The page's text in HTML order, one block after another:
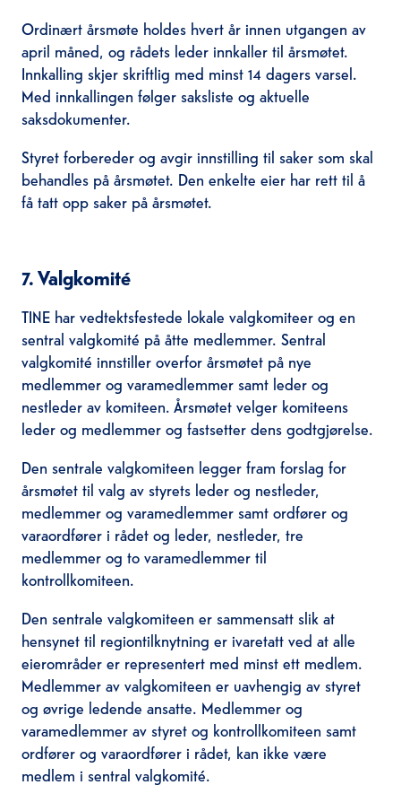
Ordinært årsmøte holdes hvert år innen utgangen av
april måned, og rådets leder innkaller til årsmøtet.
Innkalling skjer skriftlig med minst 14 dagers varsel.
Med innkallingen følger saksliste og aktuelle
saksdokumenter.
Styret forbereder og avgir innstilling til saker som skal
behandles på årsmøtet. Den enkelte eier har rett til å
få tatt opp saker på årsmøtet.
7. Valgkomité
TINE har vedtektsfestede lokale valgkomiteer og en
sentral valgkomité på åtte medlemmer. Sentral
valgkomité innstiller overfor årsmøtet på nye
medlemmer og varamedlemmer samt leder og
nestleder av komiteen. Årsmøtet velger komiteens
leder og medlemmer og fastsetter dens godtgjørelse.
Den sentrale valgkomiteen legger fram forslag for
årsmøtet til valg av styrets leder og nestleder,
medlemmer og varamedlemmer samt ordfører og
varaordfører i rådet og leder, nestleder, tre
medlemmer og to varamedlemmer til
kontrollkomiteen.
Den sentrale valgkomiteen er sammensatt slik at
hensynet til regiontilknytning er ivaretatt ved at alle
eierområder er representert med minst ett medlem.
Medlemmer av valgkomiteen er uavhengig av styret
og øvrige ledende ansatte. Medlemmer og
varamedlemmer av styret og kontrollkomiteen samt
ordfører og varaordfører i rådet, kan ikke være
medlem i sentral valgkomité.